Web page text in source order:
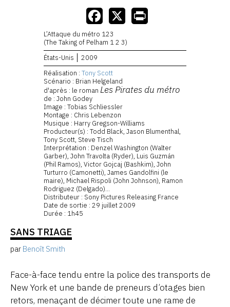
L’Attaque du métro 123
(The Taking of Pelham 1 2 3)
États-Unis
2009
Réalisation : Tony Scott
Scénario : Brian Helgeland
d'après : le roman Les Pirates du métro
de : John Godey
Image : Tobias Schliessler
Montage : Chris Lebenzon
Musique : Harry Gregson-Williams
Producteur(s) : Todd Black, Jason Blumenthal,
Tony Scott, Steve Tisch
Interprétation : Denzel Washington (Walter
Garber), John Travolta (Ryder), Luis Guzmán
(Phil Ramos), Victor Gojcaj (Bashkim), John
Turturro (Camonetti), James Gandolfini (le
maire), Michael Rispoli (John Johnson), Ramon
Rodriguez (Delgado)...
Distributeur : Sony Pictures Releasing France
Date de sortie : 29 juillet 2009
Durée : 1h45
SANS TRIAGE
par Benoît Smith
Face-à-face tendu entre la police des transports de
New York et une bande de preneurs d’otages bien
retors, menaçant de décimer toute une rame de